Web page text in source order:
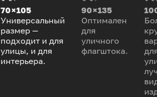
70 × 105
Универсальный
размер —
подходит и для
улицы, и для
интерьера.
90 × 135
Оптимален
для
уличного
флагштока.